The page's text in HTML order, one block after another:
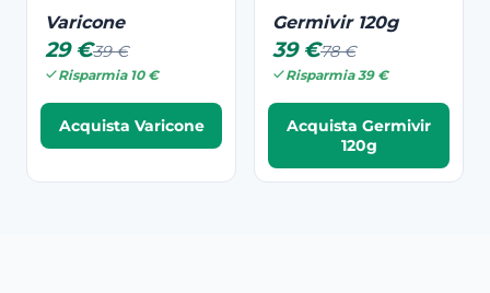
Varicone
29 €39 €
Risparmia 10 €
Acquista Varicone
Germivir 120g
39 €78 €
Risparmia 39 €
Acquista Germivir
120g